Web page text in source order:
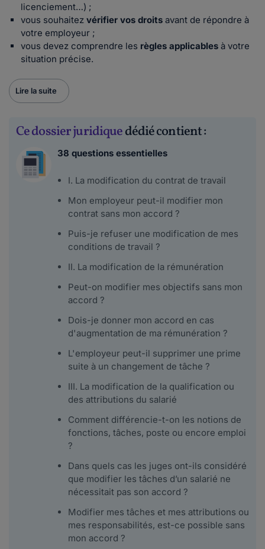
licenciement…) ;
vous souhaitez vérifier vos droits avant de répondre à
votre employeur ;
vous devez comprendre les règles applicables à votre
situation précise.
Lire la suite
Ce dossier juridiquedédié contient :
38 questions essentielles
I. La modification du contrat de travail
Mon employeur peut-il modifier mon
contrat sans mon accord ?
Puis-je refuser une modification de mes
conditions de travail ?
II. La modification de la rémunération
Peut-on modifier mes objectifs sans mon
accord ?
Dois-je donner mon accord en cas
d'augmentation de ma rémunération ?
L'employeur peut-il supprimer une prime
suite à un changement de tâche ?
III. La modification de la qualification ou
des attributions du salarié
Comment différencie-t-on les notions de
fonctions, tâches, poste ou encore emploi
?
Dans quels cas les juges ont-ils considéré
que modifier les tâches d’un salarié ne
nécessitait pas son accord ?
Modifier mes tâches et mes attributions ou
mes responsabilités, est-ce possible sans
mon accord ?